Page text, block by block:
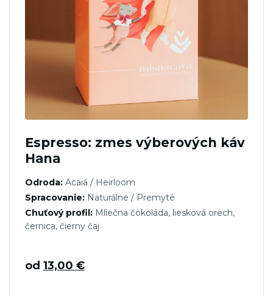
Espresso: zmes výberových káv
Hana
Odroda: Acaiá / Heirloom
Spracovanie: Naturálne / Premyté
Chuťový profil: Mliečna čokoláda, liesková orech,
černica, čierny čaj
od 13,00 €